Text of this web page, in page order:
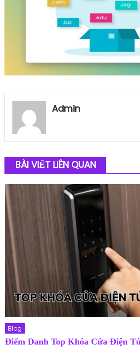
Admin
BÀI VIẾT LIÊN QUAN
Blog
Điểm Danh Top Khóa Cửa Điện